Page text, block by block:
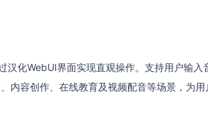
化WebUI界面实现直观操作。支持用户输入
内容创作、在线教育及视频配音等场景，为用